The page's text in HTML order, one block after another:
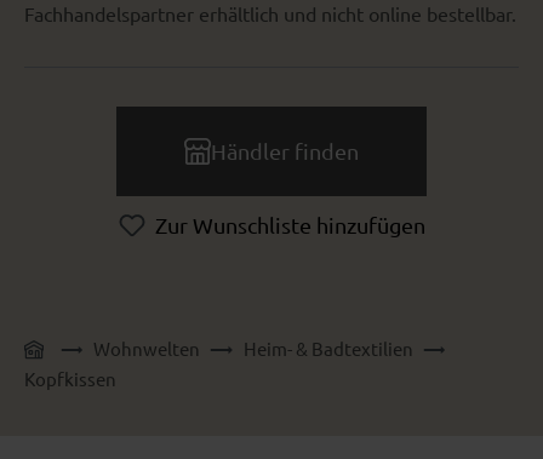
Fachhandelspartner erhältlich und nicht online bestellbar.
Händler finden
Zur Wunschliste hinzufügen
Wohnwelten
Heim- & Badtextilien
Kopfkissen